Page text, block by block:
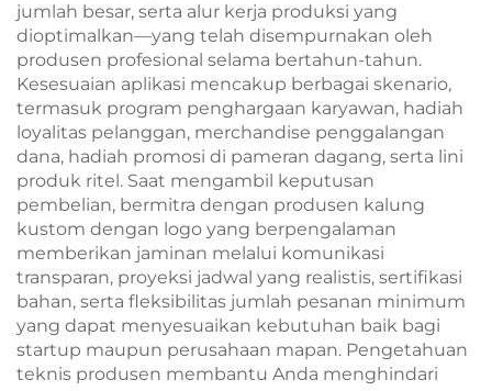
jumlah besar, serta alur kerja produksi yang
dioptimalkan—yang telah disempurnakan oleh
produsen profesional selama bertahun-tahun.
Kesesuaian aplikasi mencakup berbagai skenario,
termasuk program penghargaan karyawan, hadiah
loyalitas pelanggan, merchandise penggalangan
dana, hadiah promosi di pameran dagang, serta lini
produk ritel. Saat mengambil keputusan
pembelian, bermitra dengan produsen kalung
kustom dengan logo yang berpengalaman
memberikan jaminan melalui komunikasi
transparan, proyeksi jadwal yang realistis, sertifikasi
bahan, serta fleksibilitas jumlah pesanan minimum
yang dapat menyesuaikan kebutuhan baik bagi
startup maupun perusahaan mapan. Pengetahuan
teknis produsen membantu Anda menghindari